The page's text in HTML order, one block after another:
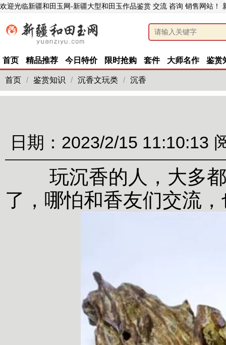
欢迎光临新疆和田玉网-新疆大型和田玉作品鉴赏 交流 咨询 销售网站！
首页 精品推荐 今日特价 限时抢购 套件 大师名作 鉴赏
首页 / 鉴赏知识 / 沉香文玩类 / 沉香
日期：2023/2/15 11:10:13
玩沉香的人，大多都
了，哪怕和香友们交流